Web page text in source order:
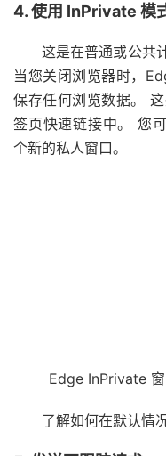
4. 使用 InPrivate 模
这是在普通或公共
当您关闭浏览器时，
保存任何浏览数据。
签页快速链接中。 您
个新的私人窗口。
Edge InPrivate
了解如何在默认情